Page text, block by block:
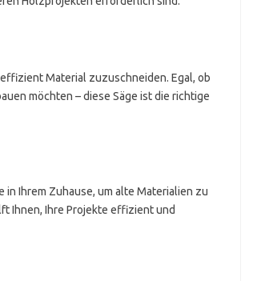
Material zuzuschneiden. Egal, ob
möchten – diese Säge ist die richtige
Ihrem Zuhause, um alte Materialien zu
Ihnen, Ihre Projekte effizient und